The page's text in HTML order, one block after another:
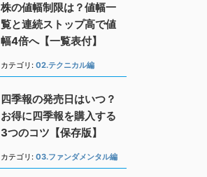
株の値幅制限は？値幅一
覧と連続ストップ高で値
幅4倍へ【一覧表付】
カテゴリ: 02.テクニカル編
四季報の発売日はいつ？
お得に四季報を購入する
3つのコツ【保存版】
カテゴリ: 03.ファンダメンタル編